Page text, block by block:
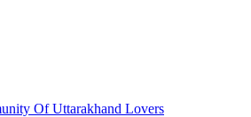
Of Uttarakhand Lovers